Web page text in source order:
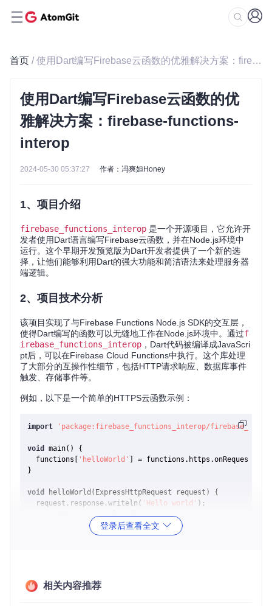
首页 / 使用Dart编写Firebase云函数的优雅解决方案：firebase-functions-interop
使用Dart编写Firebase云函数的优
雅解决方案：firebase-functions-
interop
2024-05-30 05:37:27 作者：冯爽妲Honey
1、项目介绍
firebase_functions_interop 是一个开源项目，它允许开
发者使用Dart语言编写Firebase云函数，并在Node.js环境中
运行。这个早期开发预览版为Dart开发者提供了一个新的选
择，让他们能够利用Dart的强大功能和简洁语法来处理服务器
端逻辑。
2、项目技术分析
该项目实现了与Firebase Functions Node.js SDK的交互层，
使得Dart编写的函数可以无缝地工作在Node.js环境中。通过f
irebase_functions_interop ，Dart代码被编译成JavaScri
pt后，可以在Firebase Cloud Functions中执行。这个库处理
了大部分的互操作性细节，包括HTTP请求响应、数据库事件
触发、存储事件等。
例如，以下是一个简单的HTTPS云函数示例：
import 'package:firebase_functions_interop/
void
main() {
  functions[
'helloWorld'
] =
}
void helloWorld(ExpressHttpRequest request) {
  request.response.writeln(
'Hello world' );
  request.response.close();
HTTPS Endpoints
函数。
登录后查看全文
相关内容推荐